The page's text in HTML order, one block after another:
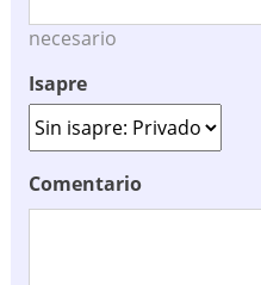
necesario
Isapre
Comentario